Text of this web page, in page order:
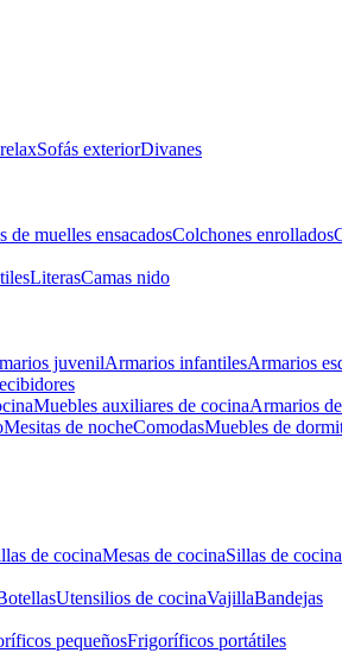
Sofás exteriorDivanes
de muelles ensacadosColchones enrollados
LiterasCamas nido
juvenilArmarios infantilesArmarios
Muebles auxiliares de cocinaArmarios
Mesitas de nocheComodasMuebles de
de cocinaMesas de cocinaSillas de cocina
Utensilios de cocinaVajillaBandejas
pequeñosFrigoríficos portátiles